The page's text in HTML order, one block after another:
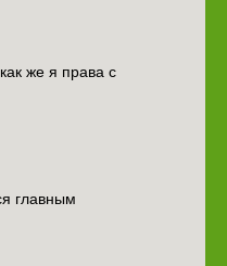
же я права с
главным